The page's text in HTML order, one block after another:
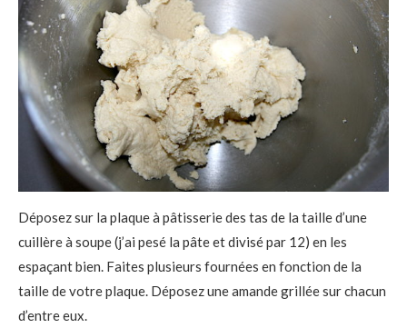
Déposez sur la plaque à pâtisserie des tas de la taille d’une
cuillère à soupe (j’ai pesé la pâte et divisé par 12) en les
espaçant bien. Faites plusieurs fournées en fonction de la
taille de votre plaque. Déposez une amande grillée sur chacun
d’entre eux.